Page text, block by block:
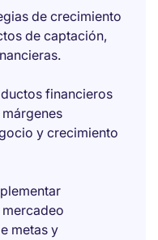
de crecimiento
de captación,
financieros
y crecimiento
metas y